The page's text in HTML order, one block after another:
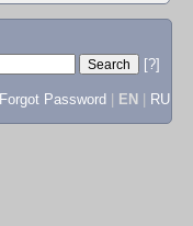
[?]
Forgot Password EN RU